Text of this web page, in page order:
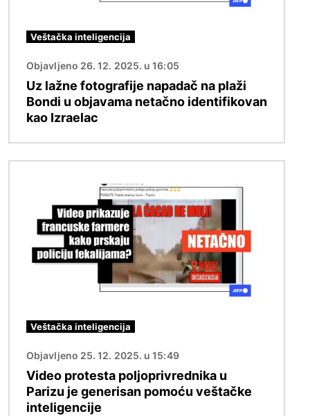
Veštačka inteligencija
Objavljeno 26. 12. 2025. u 16:05
Uz lažne fotografije napadač na plaži
Bondi u objavama netačno identifikovan
kao Izraelac
Veštačka inteligencija
Objavljeno 25. 12. 2025. u 15:49
Video protesta poljoprivrednika u
Parizu je generisan pomoću veštačke
inteligencije